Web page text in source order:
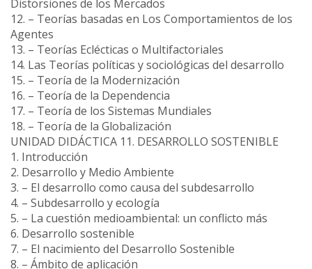
Distorsiones de los Mercados
12. – Teorías basadas en Los Comportamientos de los
Agentes
13. – Teorías Eclécticas o Multifactoriales
14. Las Teorías políticas y sociológicas del desarrollo
15. – Teoría de la Modernización
16. – Teoría de la Dependencia
17. – Teoría de los Sistemas Mundiales
18. – Teoría de la Globalización
UNIDAD DIDÁCTICA 11. DESARROLLO SOSTENIBLE
1. Introducción
2. Desarrollo y Medio Ambiente
3. – El desarrollo como causa del subdesarrollo
4. – Subdesarrollo y ecología
5. – La cuestión medioambiental: un conflicto más
6. Desarrollo sostenible
7. – El nacimiento del Desarrollo Sostenible
8. – Ámbito de aplicación